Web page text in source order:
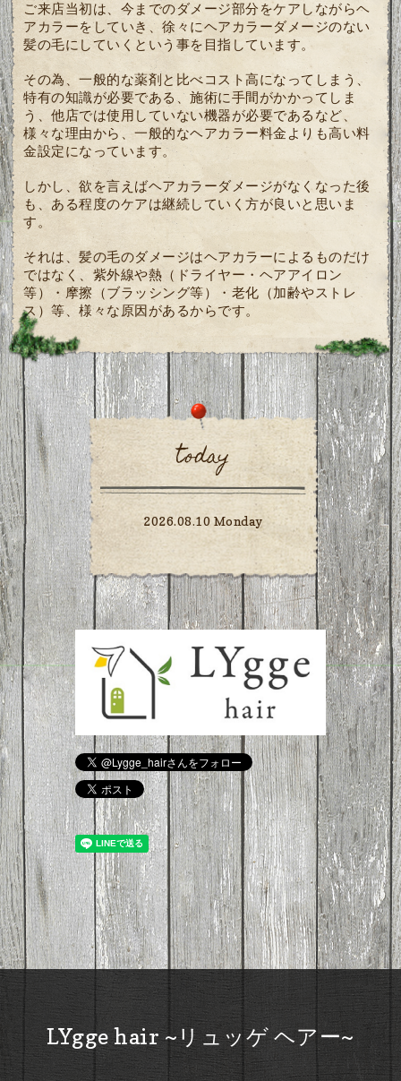
ご来店当初は、今までのダメージ部分をケアしながらヘ
アカラーをしていき、徐々にヘアカラーダメージのない
髪の毛にしていくという事を目指しています。
その為、一般的な薬剤と比べコスト高になってしまう、
特有の知識が必要である、施術に手間がかかってしま
う、他店では使用していない機器が必要であるなど、
様々な理由から、一般的なヘアカラー料金よりも高い料
金設定になっています。
しかし、欲を言えばヘアカラーダメージがなくなった後
も、ある程度のケアは継続していく方が良いと思いま
す。
それは、髪の毛のダメージはヘアカラーによるものだけ
ではなく、紫外線や熱（ドライヤー・ヘアアイロン
等）・摩擦（ブラッシング等）・老化（加齢やストレ
ス）等、様々な原因があるからです。
today
2026.08.10 Monday
LYgge hair ~リュッゲ ヘアー~